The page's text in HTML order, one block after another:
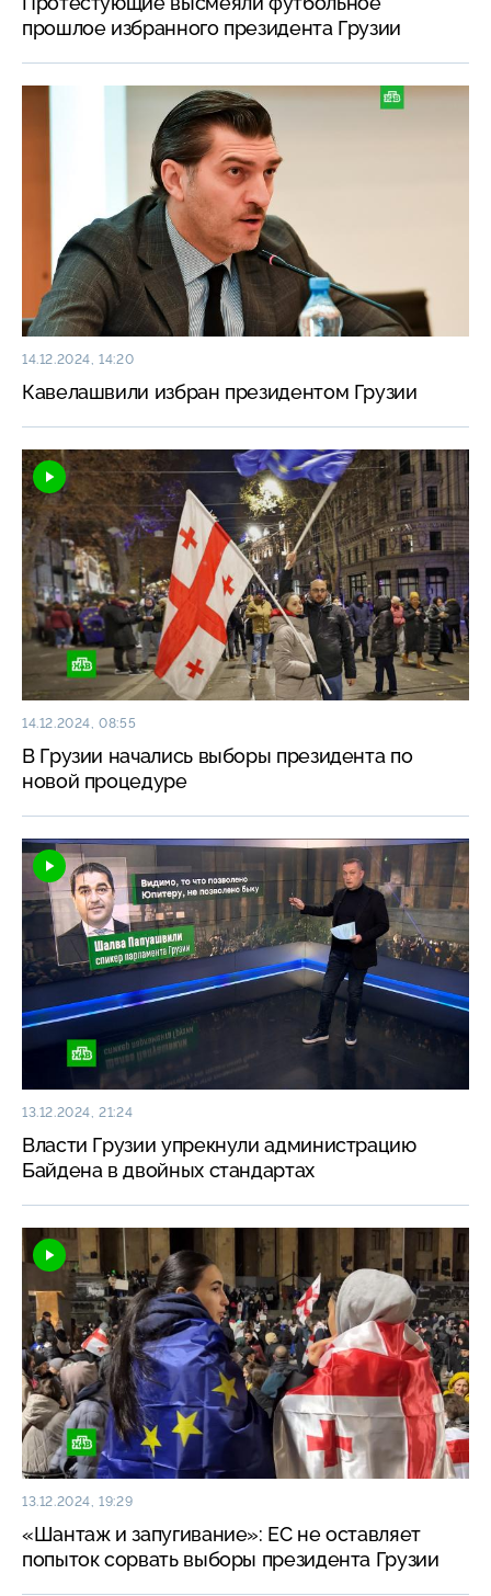
прошлое избранного президента Грузии
14.12.2024, 14:20
Кавелашвили избран президентом Грузии
14.12.2024, 08:55
В Грузии начались выборы президента по
новой процедуре
13.12.2024, 21:24
Власти Грузии упрекнули администрацию
Байдена в двойных стандартах
13.12.2024, 19:29
«Шантаж и запугивание»: ЕС не оставляет
попыток сорвать выборы президента Грузии